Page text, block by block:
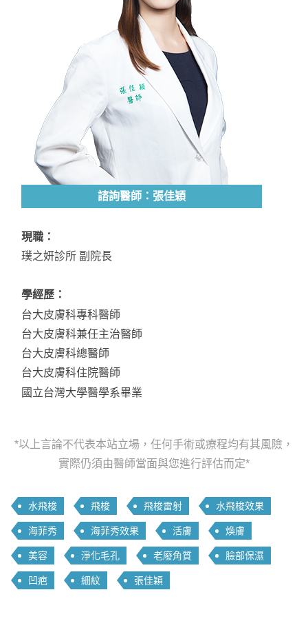
諮詢醫師：張佳穎
現職：
璞之妍診所 副院長
學經歷：
台大皮膚科專科醫師
台大皮膚科兼任主治醫師
台大皮膚科總醫師
台大皮膚科住院醫師
國立台灣大學醫學系畢業
*以上言論不代表本站立場，任何手術或療程均有其風險，
實際仍須由醫師當面與您進行評估而定*
水飛梭 飛梭 飛梭雷射 水飛梭效果
海菲秀 海菲秀效果 活膚 煥膚
美容 淨化毛孔 老廢角質 臉部保濕
凹疤 細紋 張佳穎